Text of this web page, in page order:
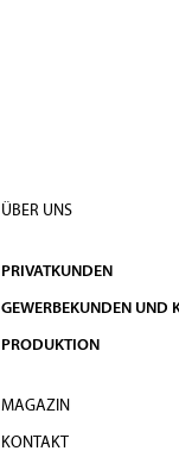
ÜBER UNS
PRIVATKUNDEN
GEWERBEKUNDEN UND
PRODUKTION
MAGAZIN
KONTAKT